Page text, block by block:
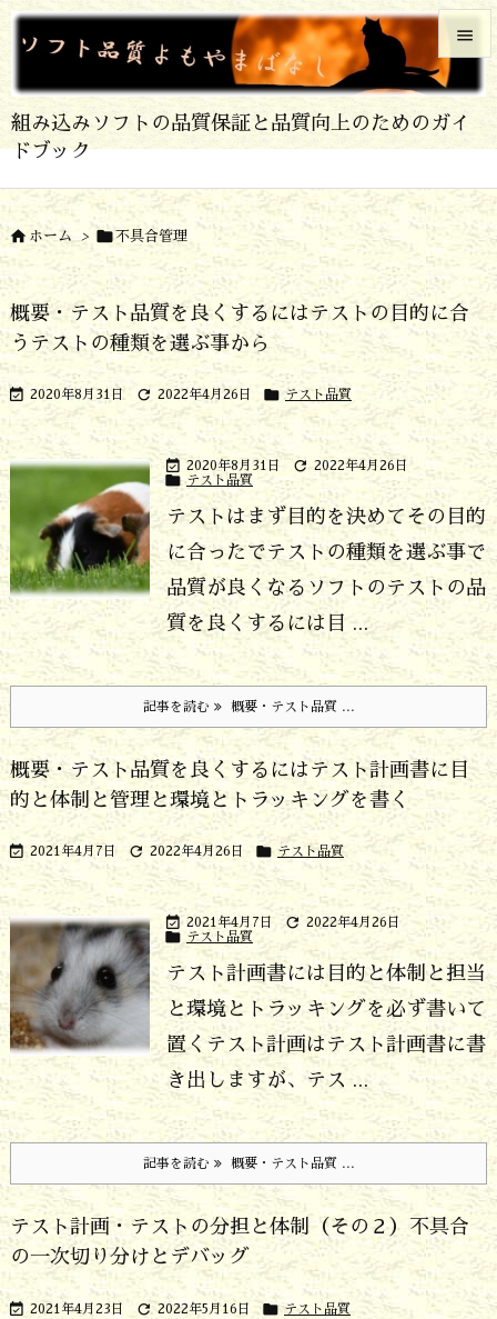
組み込みソフトの品質保証と品質向上のためのガイ
ドブック





検索
 ホーム > 不具合管理
概要・テスト品質を良くするにはテストの目的に合
うテストの種類を選ぶ事から
 2020年8月31日  2022年4月26日  テスト品質
 2020年8月31日  2022年4月26日
 テスト品質
テストはまず目的を決めてその目的
に合ったでテストの種類を選ぶ事で
品質が良くなるソフトのテストの品
質を良くするには目 ...
記事を読む 概要・テスト品質 ...
概要・テスト品質を良くするにはテスト計画書に目
的と体制と管理と環境とトラッキングを書く
 2021年4月7日  2022年4月26日  テスト品質
 2021年4月7日  2022年4月26日
 テスト品質
テスト計画書には目的と体制と担当
と環境とトラッキングを必ず書いて
置く テスト計画はテスト計画書に書
き出しますが、テス ...
記事を読む 概要・テスト品質 ...
テスト計画・テストの分担と体制（その２）不具合
の一次切り分けとデバッグ
 2021年4月23日  2022年5月16日  テスト品質